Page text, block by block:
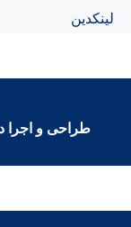
لینکدین
طراحی و اجرا